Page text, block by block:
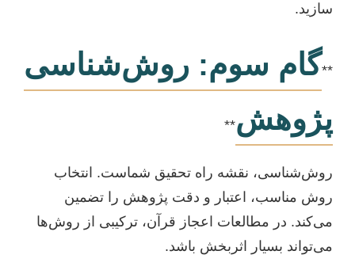
سازید.
**گام سوم: روش‌شناسی
پژوهش**
روش‌شناسی، نقشه راه تحقیق شماست. انتخاب
روش مناسب، اعتبار و دقت پژوهش را تضمین
می‌کند. در مطالعات اعجاز قرآن، ترکیبی از روش‌ها
می‌تواند بسیار اثربخش باشد.